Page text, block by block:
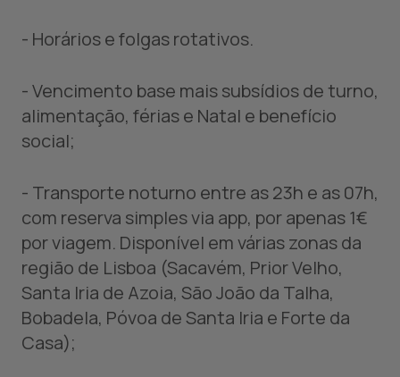
- Horários e folgas rotativos.
- Vencimento base mais subsídios de turno,
alimentação, férias e Natal e benefício
social;
- Transporte noturno entre as 23h e as 07h,
com reserva simples via app, por apenas 1€
por viagem. Disponível em várias zonas da
região de Lisboa (Sacavém, Prior Velho,
Santa Iria de Azoia, São João da Talha,
Bobadela, Póvoa de Santa Iria e Forte da
Casa);